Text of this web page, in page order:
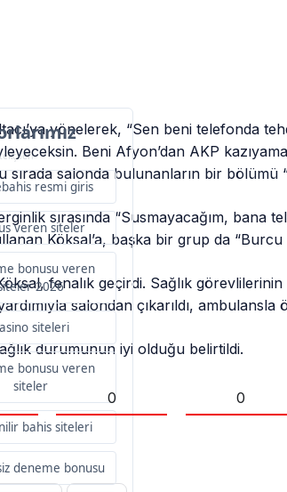
resmi giris
veren siteler
bonusu veren
2026
siteleri
bonusu veren
siteler
bahis siteleri
deneme bonusu
yönelerek, “Sen beni telefonda
Beni Afyon’dan AKP
sırada salonda bulunanların bir bölümü
sırasında “Susmayacağım, bana
Köksal’a, başka bir grup da “Burcu
fenalık geçirdi. Sağlık
salondan çıkarıldı, ambulansla
durumunun iyi olduğu belirtildi.
0 0